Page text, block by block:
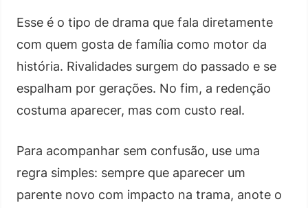
Esse é o tipo de drama que fala diretamente
com quem gosta de família como motor da
história. Rivalidades surgem do passado e se
espalham por gerações. No fim, a redenção
costuma aparecer, mas com custo real.
Para acompanhar sem confusão, use uma
regra simples: sempre que aparecer um
parente novo com impacto na trama, anote o